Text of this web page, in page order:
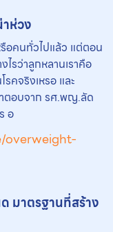
ห่วง
อคนทั่วไปแล้ว แต่ตอน
ไรว่าลูกหลานเราคือ
คจริงเหรอ และ
ตอบจาก รศ.พญ.ลัด
อ
มาตรฐานที่สร้าง